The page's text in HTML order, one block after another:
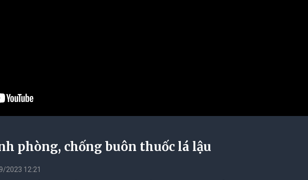
phòng, chống buôn thuốc lá lậu
2023 12:21